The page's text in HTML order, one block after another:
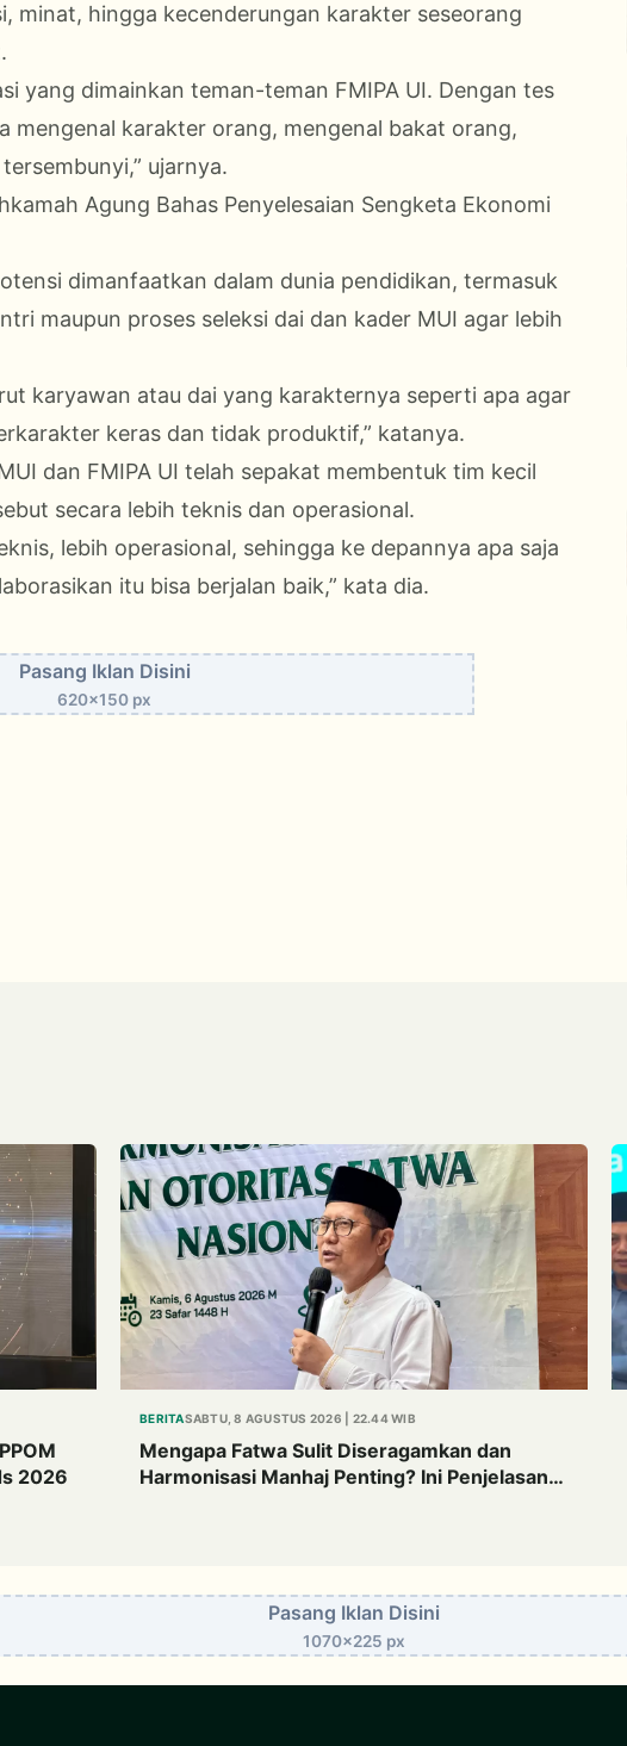
minat, hingga kecenderungan karakter seseorang
yang dimainkan teman-teman FMIPA UI. Dengan tes
mengenal karakter orang, mengenal bakat orang,
ujarnya.
Agung Bahas Penyelesaian Sengketa Ekonomi
dimanfaatkan dalam dunia pendidikan, termasuk
maupun proses seleksi dai dan kader MUI agar lebih
karyawan atau dai yang karakternya seperti apa agar
keras dan tidak produktif,” katanya.
dan FMIPA UI telah sepakat membentuk tim kecil
secara lebih teknis dan operasional.
lebih operasional, sehingga ke depannya apa saja
itu bisa berjalan baik,” kata dia.
Pasang Iklan Disini
620x150 px
2026
BERITASABTU, 8 AGUSTUS 2026 | 22.44 WIB
Mengapa Fatwa Sulit Diseragamkan dan
Harmonisasi Manhaj Penting? Ini Penjelasan
Pasang Iklan Disini
1070x225 px